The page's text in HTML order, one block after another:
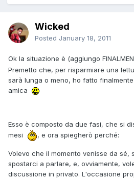
Wicked
Posted January 18, 2011
Ok la situazione è (aggiungo
Premetto che, per risparmiare una
sarà lunga o meno, ho fatto
amica
Esso è composto da due fasi, che si
mesi
, e ora spiegherò perché:
Volevo che il momento venisse da sé,
spostarci a parlare, e, ovviamente,
discussione in privato. L'occasione